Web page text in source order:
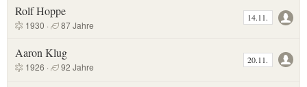
Rolf Hoppe
1930 · 87 Jahre
14.11.
Aaron Klug
1926 · 92 Jahre
20.11.